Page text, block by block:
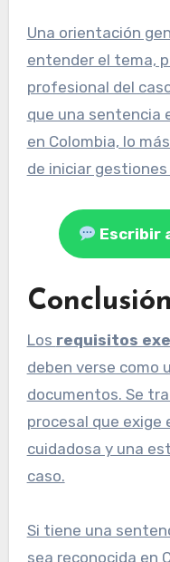
Una orientación
entender el tema,
profesional del
que una sentencia
en Colombia, lo
de iniciar
Escribir
Conclusión
Los requisitos
deben verse como
documentos. Se
procesal que exige
cuidadosa y una
caso.
Si tiene una
sea reconocida en